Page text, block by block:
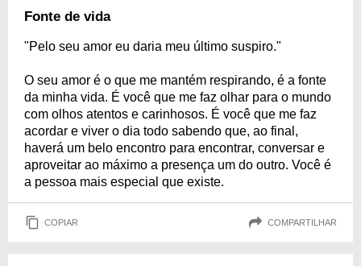
Fonte de vida
"Pelo seu amor eu daria meu último suspiro."
O seu amor é o que me mantém respirando, é a fonte
da minha vida. É você que me faz olhar para o mundo
com olhos atentos e carinhosos. É você que me faz
acordar e viver o dia todo sabendo que, ao final,
haverá um belo encontro para encontrar, conversar e
aproveitar ao máximo a presença um do outro. Você é
a pessoa mais especial que existe.
COPIAR COMPARTILHAR